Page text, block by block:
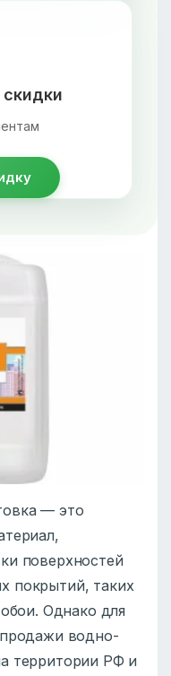
— это
поверхностей
покрытий, таких
Однако для
продажи водно-
территории РФ и